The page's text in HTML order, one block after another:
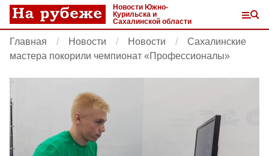
Новости Южно-
Курильска и
Сахалинской области
Главная Новости Новости
Сахалинские
мастера покорили чемпионат «Профессионалы»